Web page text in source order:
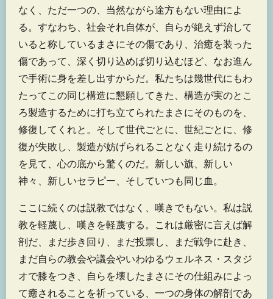
なく、ただ一つの、当然ながら途方もない理由によ
る。すなわち、社会それ自体が、自らが絶えず治して
いると称しているまさにその傷であり、治癒を装った
傷であって、深く切り込めば切り込むほど、なお進ん
で手術に身を差し出すからだ。私たちは幾世代にもわ
たってこの同じ構造に懇願してきた、構造が実のとこ
ろ製造するために打ち立てられたまさにそのものを、
修復してくれと。そして世代ごとに、世紀ごとに、修
復が失敗し、製造が妨げられることなく走り続けるの
を見て、心の底から驚くのだ。新しい旗、新しい
神々、新しいセラピー、そしていつも同じ血。
ここに続くのは説教ではなく、嘆きでもない。私は説
教を軽蔑し、嘆きを軽蔑する。これは厳密に言えば解
剖だ、まだ歩き回り、まだ投票し、まだ戦争に赴き、
まだ自らの教会や議会やいわゆるウェルネス・スタジ
オで膝をつき、自らを壊したまさにその仕組みによっ
て癒されることを祈っている、一つの身体の解剖であ